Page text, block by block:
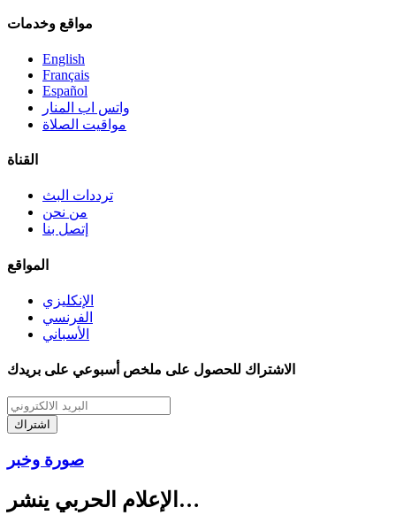
مواقع وخدمات
English
Français
Español
واتس اب المنار
مواقيت الصلاة
القناة
ترددات البث
من نحن
إتصل بنا
المواقع
الإنكليزي
الفرنسي
الأسباني
الاشتراك للحصول على ملخص أسبوعي على بريدك
اشتراك
صورة وخبر
الإعلام الحربي ينشر…